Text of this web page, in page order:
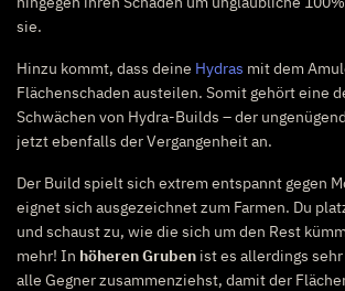
sie.
Hinzu kommt, dass deine Hydras mit dem
Flächenschaden austeilen. Somit gehört eine
Schwächen von Hydra-Builds – der
jetzt ebenfalls der Vergangenheit an.
Der Build spielt sich extrem entspannt gegen
eignet sich ausgezeichnet zum Farmen. Du
und schaust zu, wie die sich um den Rest
mehr! In höheren Gruben ist es allerdings
alle Gegner zusammenziehst, damit der